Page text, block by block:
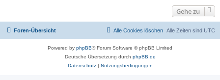
Gehe zu
Foren-Übersicht Alle Zeiten sind UTC
Alle Cookies löschen
Powered by phpBB® Forum Software © phpBB Limited
Deutsche Übersetzung durch phpBB.de
Datenschutz| Nutzungsbedingungen